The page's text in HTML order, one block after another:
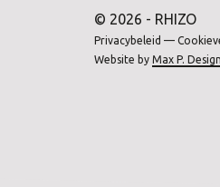
© 2026 - RHIZO
Privacybeleid —
Website by Max P. Design